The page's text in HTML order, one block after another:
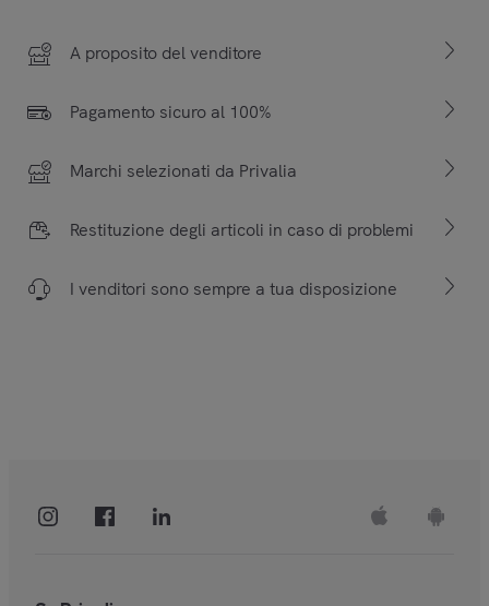
A proposito del venditore
Pagamento sicuro al 100%
Marchi selezionati da Privalia
Restituzione degli articoli in caso di problemi
I venditori sono sempre a tua disposizione